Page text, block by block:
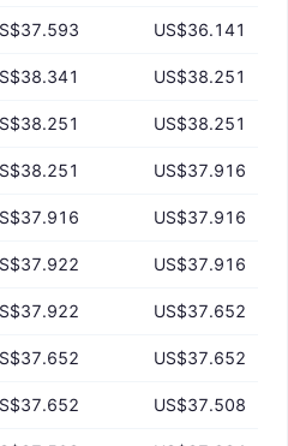
US$36.141
US$38.251
US$38.251
US$37.916
US$37.916
US$37.916
US$37.652
US$37.652
US$37.508